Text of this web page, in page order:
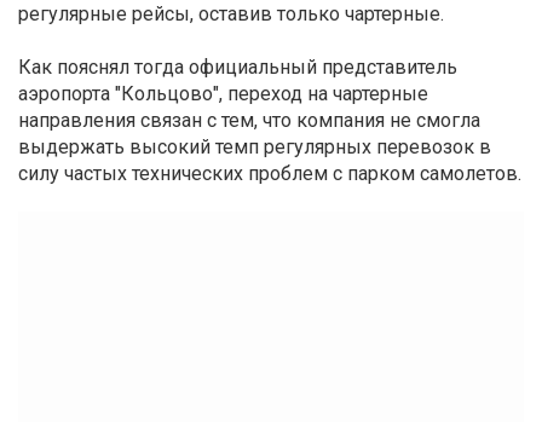
регулярные рейсы, оставив только чартерные.
Как пояснял тогда официальный представитель
аэропорта "Кольцово", переход на чартерные
направления связан с тем, что компания не смогла
выдержать высокий темп регулярных перевозок в
силу частых технических проблем с парком самолетов.